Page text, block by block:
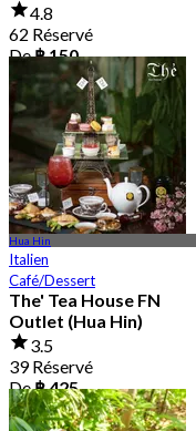
4.8
62 Réservé
De฿ 150
Hua Hin
Italien
Café/Dessert
The' Tea House FN
Outlet (Hua Hin)
3.5
39 Réservé
De฿ 425